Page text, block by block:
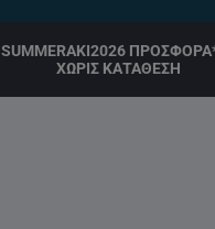
SUMMERAKI2026
ΧΩΡΙΣ ΚΑΤΑΘΕΣΗ